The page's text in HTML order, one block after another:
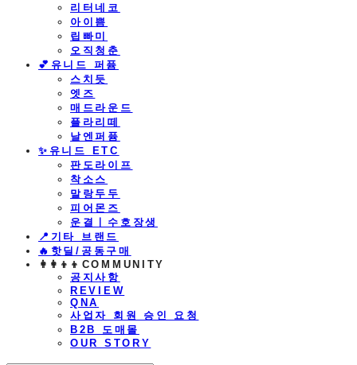
리터네코
아이쁨
립빠미
오직청춘
💕유니드 퍼퓸
스치듯
엣즈
매드라운드
플라리떼
날엔퍼퓸
​✨유니드 ETC
판도라이프
착소스
말랑두두
피어몬즈
운결ㅣ수호장생
📍기타 브랜드
🔥핫딜/공동구매
👩‍👩‍👦‍👦COMMUNITY
공지사항
REVIEW
QNA
사업자 회원 승인 요청
B2B 도매몰
OUR STORY